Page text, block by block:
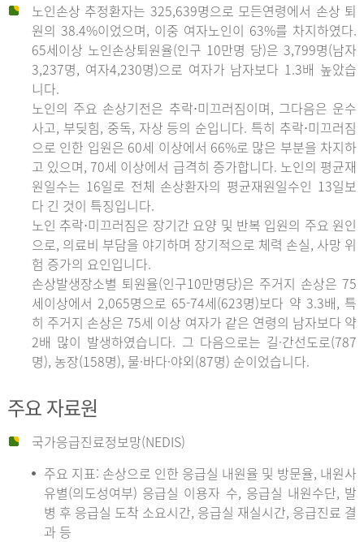
노인손상 추정환자는 325,639명으로 모든연령에서 손상 퇴
원의 38.4%이었으며, 이중 여자노인이 63%를 차지하였다.
65세이상 노인손상퇴원율(인구 10만명 당)은 3,799명(남자
3,237명, 여자4,230명)으로 여자가 남자보다 1.3배 높았습
니다.
노인의 주요 손상기전은 추락⋅미끄러짐이며, 그다음은 운수
사고, 부딪힘, 중독, 자상 등의 순입니다. 특히 추락⋅미끄러짐
으로 인한 입원은 60세 이상에서 66%로 많은 부분을 차지하
고 있으며, 70세 이상에서 급격히 증가합니다. 노인의 평균재
원일수는 16일로 전체 손상환자의 평균재원일수인 13일보
다 긴 것이 특징입니다.
노인 추락⋅미끄러짐은 장기간 요양 및 반복 입원의 주요 원인
으로, 의료비 부담을 야기하며 장기적으로 체력 손실, 사망 위
험 증가의 요인입니다.
손상발생장소별 퇴원율(인구10만명당)은 주거지 손상은 75
세이상에서 2,065명으로 65-74세(623명)보다 약 3.3배, 특
히 주거지 손상은 75세 이상 여자가 같은 연령의 남자보다 약
2배 많이 발생하였습니다. 그 다음으로는 길·간선도로(787
명), 농장(158명), 물·바다·야외(87명) 순이었습니다.
주요 자료원
국가응급진료정보망(NEDIS)
주요 지표: 손상으로 인한 응급실 내원율 및 방문율, 내원사
유별(의도성여부) 응급실 이용자 수, 응급실 내원수단, 발
병 후 응급실 도착 소요시간, 응급실 재실시간, 응급진료 결
과 등